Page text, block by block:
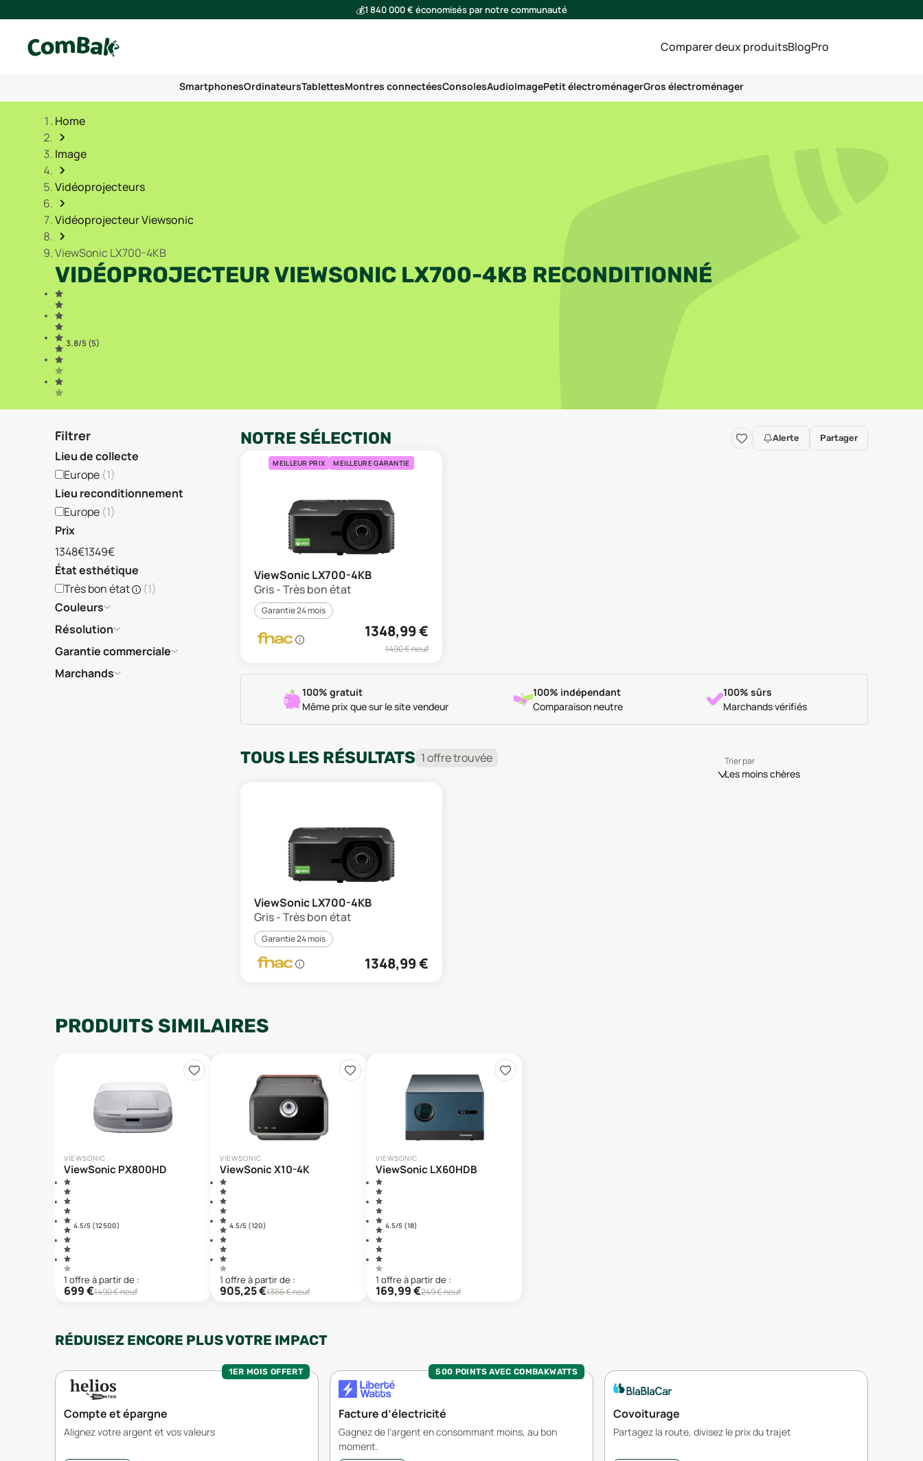
💰1 840 000 € économisés par notre communauté
Comparer deux produitsBlogPro
SmartphonesOrdinateursTablettesMontres connectéesConsolesAudioImagePetit électroménagerGros électroménager
Home
Image
Vidéoprojecteurs
Vidéoprojecteur Viewsonic
ViewSonic LX700-4KB
VIDÉOPROJECTEUR VIEWSONIC LX700-4KB RECONDITIONNÉ
3.8/5 (5)
Filtrer
Lieu de collecte
Europe (1)
Lieu reconditionnement
Europe (1)
Prix
1348€1349€
État esthétique
Très bon état
(1)
Couleurs
Résolution
Garantie commerciale
Marchands
NOTRE SÉLECTION Alerte Partager
MEILLEUR PRIX MEILLEURE GARANTIE
ViewSonic LX700-4KB
Gris - Très bon état
Garantie 24 mois
1348,99€
1490€ neuf
100% gratuit
Même prix que sur le site vendeur
100% indépendant
Comparaison neutre
100% sûrs
Marchands vérifiés
TOUS LES RÉSULTATS 1offretrouvée Trier par
Les moins chères
ViewSonic LX700-4KB
Gris - Très bon état
Garantie 24 mois
1348,99€
PRODUITS SIMILAIRES
VIEWSONIC
ViewSonic PX800HD
4.5/5 (12 500)
1 offre à partir de :
699€1490€ neuf
VIEWSONIC
ViewSonic X10-4K
4.5/5 (120)
1 offre à partir de :
905,25€1366€ neuf
VIEWSONIC
ViewSonic LX60HDB
4.5/5 (18)
1 offre à partir de :
169,99€249€ neuf
RÉDUISEZ ENCORE PLUS VOTRE IMPACT
1ER MOIS OFFERT
Compte et épargne
Alignez votre argent et vos valeurs
500 POINTS AVEC COMBAKWATTS
Facture d’électricité
Gagnez de l'argent en consommant moins, au bon
moment.
Covoiturage
Partagez la route, divisez le prix du trajet